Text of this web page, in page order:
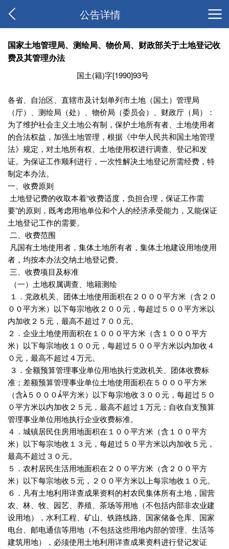
公告详情
国家土地管理局、测绘局、物价局、财政部关于土地登记收
费及其管理办法
国土(籍)字[1990]93号
各省、自治区、直辖市及计划单列市土地（国土）管理局
（厅）、测绘局（处）、物价局（委员会）、财政厅（局）：
为了维护社会主义土地公有制，保护土地所有者、土地使用者
的合法权益，加强土地管理，根据《中华人民共和国土地管理
法》规定，对土地所有权、土地使用权进行调查、登记和发
证。为保证工作顺利进行，一次性解决土地登记所需经费，特
制定本办法。
一、收费原则
土地登记费的收取本着“收费适度，负担合理，保证工作需
要”的原则，既考虑用地单位和个人的经济承受能力，又能保证
土地登记工作的需要。
二、收费范围
凡国有土地使用者，集体土地所有者，集体土地建设用地使用
者，均按本办法交纳土地登记费。
三、收费项目及标准
（一）土地权属调查、地籍测绘
１．党政机关、团体土地使用面积在２０００平方米（含２０
００平方米）以下每宗地收２００元，每超过５００平方米以
内加收２５元，最高不超过７００元。
２．企业土地使用面积在１０００平方米（含１０００平方
米）以下每宗地收１００元，每超过５００平方米以内加收４
０元，最高不超过４万元。
３．全额预算管理事业单位用地执行党政机关、团体收费标
准；差额预算管理事业单位土地使用面积在５０００平方米
（含５０００平方米）以下每宗地收３００元，每超过５０
０平方米以内加收２５元，最高不超过１万元；自收自支预算
管理事业单位用地执行企业收费标准。
４．城镇居民住房用地面积在１００平方米（含１００平方
米）以下每宗地收１３元，每超过５０平方米以内加收５元，
最高不超过３０元。
５．农村居民生活用地面积在２００平方米（含２００平方
米）以下每宗地收５元，２００平方米以上每宗地收１０元。
６．凡有土地利用详查成果资料的村农民集体所有土地，国营
农、林、牧、园艺、养殖、茶场等用地（不包括内部非农业建
设用地），水利工程、矿山、铁路线路、国家储备仓库、国家
电台、邮电通信等用地（不包括这些用地内部的管理、生活等
建筑用地），必须使用土地利用详查成果资料进行登记发证